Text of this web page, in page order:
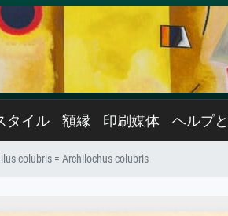
タイル 額縁 印刷媒体 ヘルプ
colubris = Archilochus colubris